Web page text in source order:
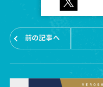
前の記事へ